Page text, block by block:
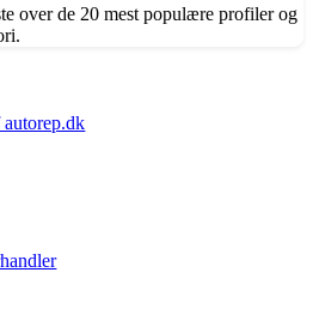
over de 20 mest populære profiler og